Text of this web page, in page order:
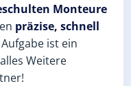
Monteure
präzise, schnell
ist ein
Weitere